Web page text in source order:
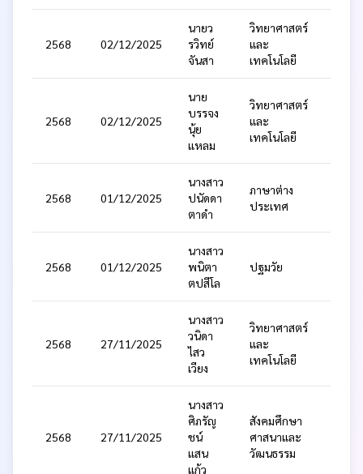
2568 02/12/2025
นายว
รวิทย์
จันสา
วิทยาศาสตร์
และ
เทคโนโลยี
2568 02/12/2025
นาย
บรรจง
นุ้ย
แหลม
วิทยาศาสตร์
และ
เทคโนโลยี
2568 01/12/2025
นางสาว
ปนัดดา
ตาดำ
ภาษาต่าง
ประเทศ
2568 01/12/2025
นางสาว
พนิตา
ตปสีโล
ปฐมวัย
2568 27/11/2025
นางสาว
วนิดา
ไสว
เวียง
วิทยาศาสตร์
และ
เทคโนโลยี
2568 27/11/2025
นางสาว
ศิภรัญ
ชน์
แสน
แก้ว
สังคมศึกษา
ศาสนาและ
วัฒนธรรม